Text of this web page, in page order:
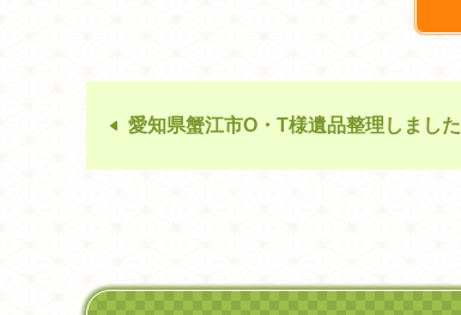
愛知県蟹江市O・T様遺品整理しました